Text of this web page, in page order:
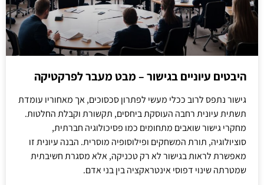
היבטים עיוניים בגישור – מבט מעבר לפרקטיקה
גישור נתפס לרוב ככלי מעשי לפתרון סכסוכים, אך מאחוריו עומדת
תשתית עיונית רחבה העוסקת ביחסים, תקשורת וקבלת החלטות.
מחקרי גישור שואבים מתחומים כמו פסיכולוגיה חברתית,
סוציולוגיה, תורת המשחקים ופילוסופיה מוסרית. הבנה עיונית זו
מאפשרת לראות בגישור לא רק טכניקה, אלא מסגרת חשיבתית
שמטרתה שינוי דפוסי אינטראקציה בין בני אדם.